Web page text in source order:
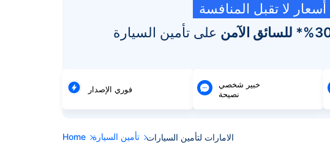
أسعار لا تقبل المنافسة
على تأمين السيارة
فوري الإصدار
خبير شخصي
نصيحة
Home تأمين السيارة الامارات لتأمين السيارات